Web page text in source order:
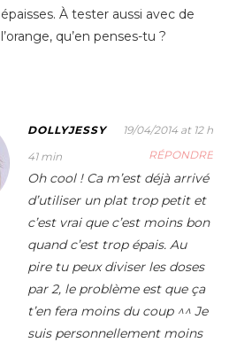
épaisses. À tester aussi avec de
l’orange, qu’en penses-tu ?
DOLLYJESSY
19/04/2014 at 12 h
41 min
RÉPONDRE
Oh cool ! Ca m’est déjà arrivé
d’utiliser un plat trop petit et
c’est vrai que c’est moins bon
quand c’est trop épais. Au
pire tu peux diviser les doses
par 2, le problème est que ça
t’en fera moins du coup ^^ Je
suis personnellement moins